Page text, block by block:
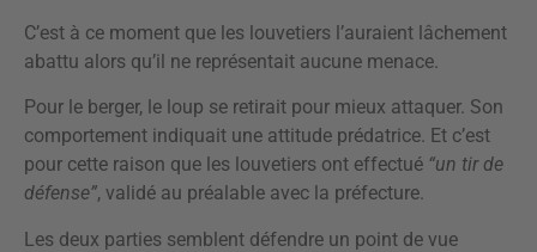
C’est à ce moment que les louvetiers l’auraient lâchement
abattu alors qu’il ne représentait aucune menace.
Pour le berger, le loup se retirait pour mieux attaquer. Son
comportement indiquait une attitude prédatrice. Et c’est
pour cette raison que les louvetiers ont effectué “un tir de
défense”, validé au préalable avec la préfecture.
Les deux parties semblent défendre un point de vue